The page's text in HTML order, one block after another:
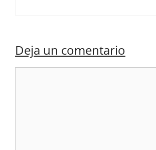
Deja un comentario